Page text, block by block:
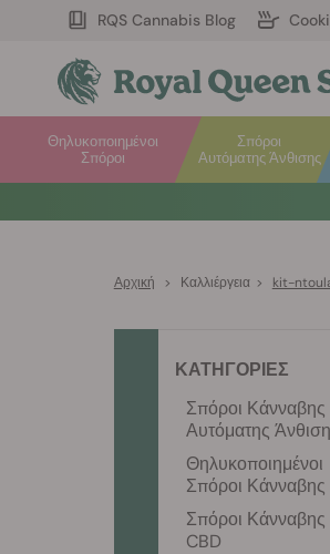
RQS Cannabis Blog
Σπόροι
Αυτόματης Άνθισης
Θηλυκοποιημένοι
Σπόροι
Αρχική > Καλλιέργεια > kit-
ΚΑΤΗΓΟΡΙΕΣ
Σπόροι Κάνναβης
Αυτόματης
Θηλυκοποιημένοι
Σπόροι Κάνναβης
Σπόροι Κάνναβης
CBD